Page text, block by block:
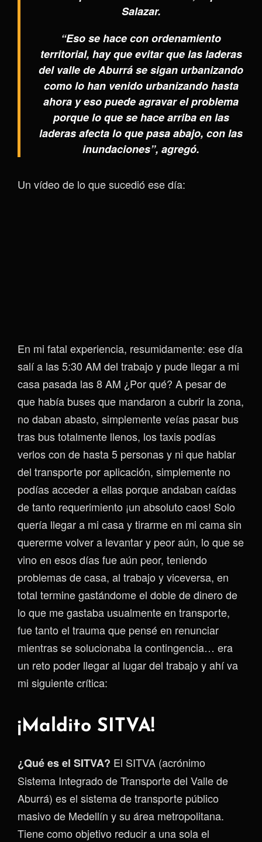
Salazar.
“Eso se hace con ordenamiento
territorial, hay que evitar que las laderas
del valle de Aburrá se sigan urbanizando
como lo han venido urbanizando hasta
ahora y eso puede agravar el problema
porque lo que se hace arriba en las
laderas afecta lo que pasa abajo, con las
inundaciones”, agregó.
Un vídeo de lo que sucedió ese día:
En mi fatal experiencia, resumidamente: ese día
salí a las 5:30 AM del trabajo y pude llegar a mi
casa pasada las 8 AM ¿Por qué? A pesar de
que había buses que mandaron a cubrir la zona,
no daban abasto, simplemente veías pasar bus
tras bus totalmente llenos, los taxis podías
verlos con de hasta 5 personas y ni que hablar
del transporte por aplicación, simplemente no
podías acceder a ellas porque andaban caídas
de tanto requerimiento ¡un absoluto caos! Solo
quería llegar a mi casa y tirarme en mi cama sin
quererme volver a levantar y peor aún, lo que se
vino en esos días fue aún peor, teniendo
problemas de casa, al trabajo y viceversa, en
total termine gastándome el doble de dinero de
lo que me gastaba usualmente en transporte,
fue tanto el trauma que pensé en renunciar
mientras se solucionaba la contingencia… era
un reto poder llegar al lugar del trabajo y ahí va
mi siguiente crítica:
¡Maldito SITVA!
¿Qué es el SITVA? El SITVA (acrónimo
Sistema Integrado de Transporte del Valle de
Aburrá) es el sistema de transporte público
masivo de Medellín y su área metropolitana.
Tiene como objetivo reducir a una sola el